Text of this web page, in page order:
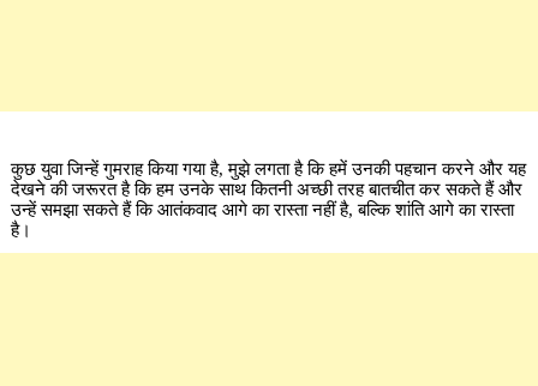
कुछ युवा जिन्हें गुमराह किया गया है, मुझे लगता है कि हमें उनकी पहचान करने और यह
देखने की जरूरत है कि हम उनके साथ कितनी अच्छी तरह बातचीत कर सकते हैं और
उन्हें समझा सकते हैं कि आतंकवाद आगे का रास्ता नहीं है, बल्कि शांति आगे का रास्ता
है।